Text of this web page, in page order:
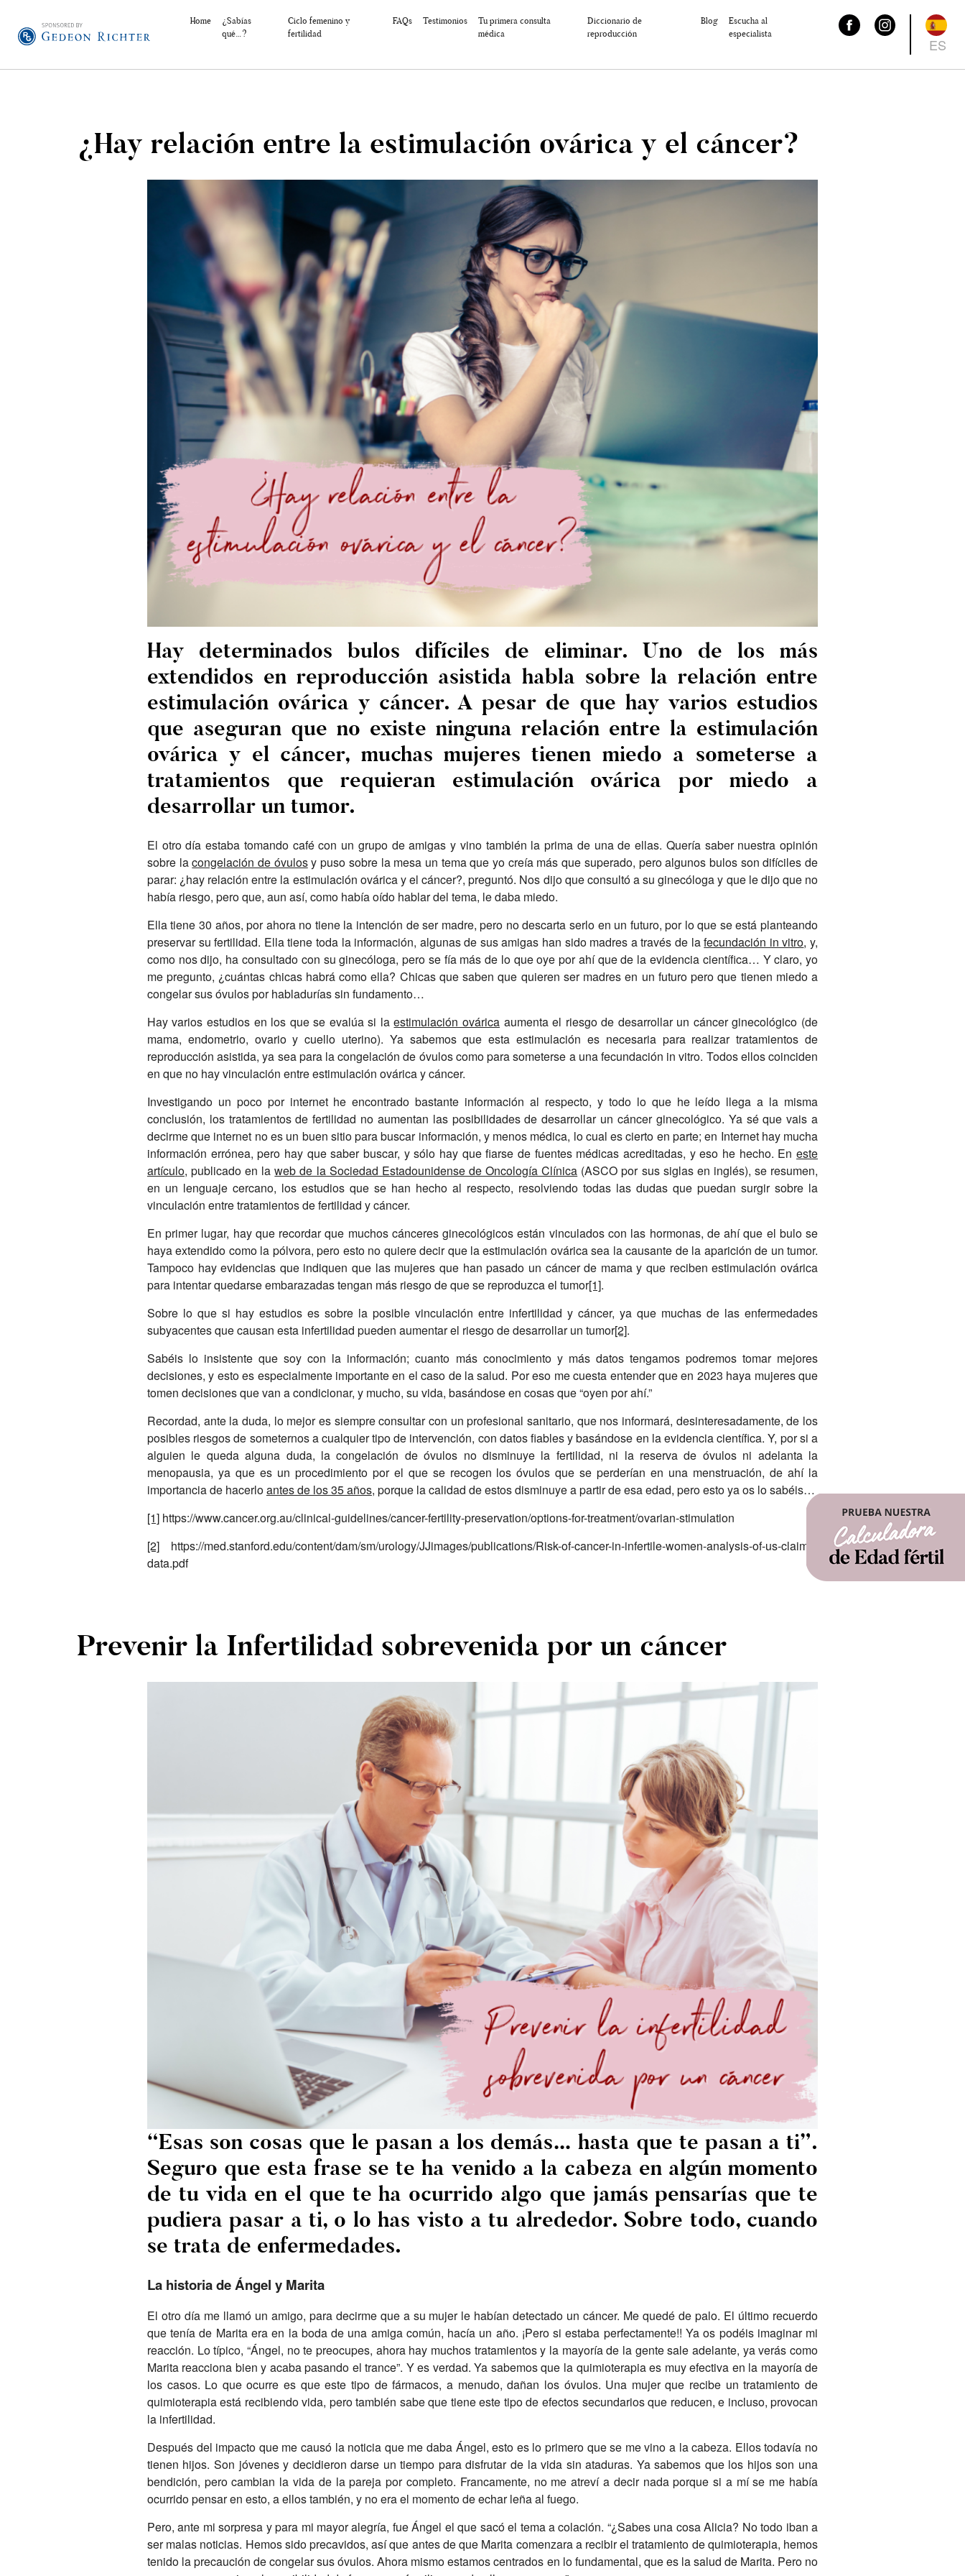
Home
¿Sabías
qué…?
Ciclo femenino y
fertilidad
FAQs Testimonios
Tu primera consulta
médica
Diccionario de
reproducción
Blog
Escucha al
especialista
ES
¿Hay relación entre la estimulación ovárica y el cáncer?
Hay determinados bulos difíciles de eliminar. Uno de los más
extendidos en reproducción asistida habla sobre la relación entre
estimulación ovárica y cáncer. A pesar de que hay varios estudios
que aseguran que no existe ninguna relación entre la estimulación
ovárica y el cáncer, muchas mujeres tienen miedo a someterse a
tratamientos que requieran estimulación ovárica por miedo a
desarrollar un tumor.
El otro día estaba tomando café con un grupo de amigas y vino también la prima de una de ellas. Quería saber nuestra opinión
sobre lacongelación de óvulosy puso sobre la mesa un tema que yo creía más que superado, pero algunos bulos son difíciles de
parar: ¿hay relación entre la estimulación ovárica y el cáncer?, preguntó. Nos dijo que consultó a su ginecóloga y que le dijo que no
había riesgo, pero que, aun así, como había oído hablar del tema, le daba miedo.
Ella tiene 30 años, por ahora no tiene la intención de ser madre, pero no descarta serlo en un futuro, por lo que se está planteando
preservar su fertilidad. Ella tiene toda la información, algunas de sus amigas han sido madres a través de lafecundación in vitro, y,
como nos dijo, ha consultado con su ginecóloga, pero se fía más de lo que oye por ahí que de la evidencia científica… Y claro, yo
me pregunto, ¿cuántas chicas habrá como ella? Chicas que saben que quieren ser madres en un futuro pero que tienen miedo a
congelar sus óvulos por habladurías sin fundamento…
Hay varios estudios en los que se evalúa si laestimulación ovárica aumenta el riesgo de desarrollar un cáncer ginecológico (de
mama, endometrio, ovario y cuello uterino). Ya sabemos que esta estimulación es necesaria para realizar tratamientos de
reproducción asistida, ya sea para la congelación de óvulos como para someterse a una fecundación in vitro. Todos ellos coinciden
en que no hay vinculación entre estimulación ovárica y cáncer.
Investigando un poco por internet he encontrado bastante información al respecto, y todo lo que he leído llega a la misma
conclusión, los tratamientos de fertilidad no aumentan las posibilidades de desarrollar un cáncer ginecológico. Ya sé que vais a
decirme que internet no es un buen sitio para buscar información, y menos médica, lo cual es cierto en parte; en Internet hay mucha
información errónea, pero hay que saber buscar, y sólo hay que fiarse de fuentes médicas acreditadas, y eso he hecho. Eneste
artículo, publicado en laweb de la Sociedad Estadounidense de Oncología Clínica (ASCO por sus siglas en inglés), se resumen,
en un lenguaje cercano, los estudios que se han hecho al respecto, resolviendo todas las dudas que puedan surgir sobre la
vinculación entre tratamientos de fertilidad y cáncer.
En primer lugar, hay que recordar que muchos cánceres ginecológicos están vinculados con las hormonas, de ahí que el bulo se
haya extendido como la pólvora, pero esto no quiere decir que la estimulación ovárica sea la causante de la aparición de un tumor.
Tampoco hay evidencias que indiquen que las mujeres que han pasado un cáncer de mama y que reciben estimulación ovárica
para intentar quedarse embarazadas tengan más riesgo de que se reproduzca el tumor[1].
Sobre lo que si hay estudios es sobre la posible vinculación entre infertilidad y cáncer, ya que muchas de las enfermedades
subyacentes que causan esta infertilidad pueden aumentar el riesgo de desarrollar un tumor[2].
Sabéis lo insistente que soy con la información; cuanto más conocimiento y más datos tengamos podremos tomar mejores
decisiones, y esto es especialmente importante en el caso de la salud. Por eso me cuesta entender que en 2023 haya mujeres que
tomen decisiones que van a condicionar, y mucho, su vida, basándose en cosas que “oyen por ahí.”
Recordad, ante la duda, lo mejor es siempre consultar con un profesional sanitario, que nos informará, desinteresadamente, de los
posibles riesgos de someternos a cualquier tipo de intervención, con datos fiables y basándose en la evidencia científica. Y, por si a
alguien le queda alguna duda, la congelación de óvulos no disminuye la fertilidad, ni la reserva de óvulos ni adelanta la
menopausia, ya que es un procedimiento por el que se recogen los óvulos que se perderían en una menstruación, de ahí la
importancia de hacerloantes de los 35 años, porque la calidad de estos disminuye a partir de esa edad, pero esto ya os lo sabéis…
[1]https://www.cancer.org.au/clinical-guidelines/cancer-fertility-preservation/options-for-treatment/ovarian-stimulation
[2]https://med.stanford.edu/content/dam/sm/urology/JJimages/publications/Risk-of-cancer-in-infertile-women-analysis-of-us-claims-
data.pdf
Prevenir la Infertilidad sobrevenida por un cáncer
“Esas son cosas que le pasan a los demás… hasta que te pasan a ti”.
Seguro que esta frase se te ha venido a la cabeza en algún momento
de tu vida en el que te ha ocurrido algo que jamás pensarías que te
pudiera pasar a ti, o lo has visto a tu alrededor. Sobre todo, cuando
se trata de enfermedades.
La historia de Ángel y Marita
El otro día me llamó un amigo, para decirme que a su mujer le habían detectado un cáncer. Me quedé de palo. El último recuerdo
que tenía de Marita era en la boda de una amiga común, hacía un año. ¡Pero si estaba perfectamente!! Ya os podéis imaginar mi
reacción. Lo típico, “Ángel, no te preocupes, ahora hay muchos tratamientos y la mayoría de la gente sale adelante, ya verás como
Marita reacciona bien y acaba pasando el trance”. Y es verdad. Ya sabemos que la quimioterapia es muy efectiva en la mayoría de
los casos. Lo que ocurre es que este tipo de fármacos, a menudo, dañan los óvulos. Una mujer que recibe un tratamiento de
quimioterapia está recibiendo vida, pero también sabe que tiene este tipo de efectos secundarios que reducen, e incluso, provocan
la infertilidad.
Después del impacto que me causó la noticia que me daba Ángel, esto es lo primero que se me vino a la cabeza. Ellos todavía no
tienen hijos. Son jóvenes y decidieron darse un tiempo para disfrutar de la vida sin ataduras. Ya sabemos que los hijos son una
bendición, pero cambian la vida de la pareja por completo. Francamente, no me atreví a decir nada porque si a mí se me había
ocurrido pensar en esto, a ellos también, y no era el momento de echar leña al fuego.
Pero, ante mi sorpresa y para mi mayor alegría, fue Ángel el que sacó el tema a colación. “¿Sabes una cosa Alicia? No todo iban a
ser malas noticias. Hemos sido precavidos, así que antes de que Marita comenzara a recibir el tratamiento de quimioterapia, hemos
tenido la precaución de congelar sus óvulos. Ahora mismo estamos centrados en lo fundamental, que es la salud de Marita. Pero no